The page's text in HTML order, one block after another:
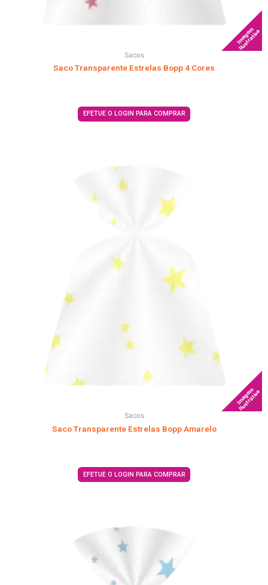
Imagem
Ilustrativa
Sacos
Saco Transparente Estrelas Bopp 4 Cores
EFETUE O LOGIN PARA COMPRAR
Imagem
Ilustrativa
Sacos
Saco Transparente Estrelas Bopp Amarelo
EFETUE O LOGIN PARA COMPRAR